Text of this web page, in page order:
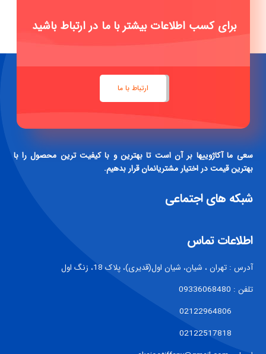
برای کسب اطلاعات بیشتر با ما در ارتباط باشید
ارتباط با ما
سعی ما آکاژوییها بر آن است تا بهترین و با کیفیت ترین محصول را با
بهترین قیمت در اختیار مشتریانمان قرار بدهیم.
شبکه های اجتماعی
اطلاعات تماس
آدرس : تهران ، شیان، شیان اول(قدیری)، پلاک 18، زنگ اول
تلفن : 09336068480